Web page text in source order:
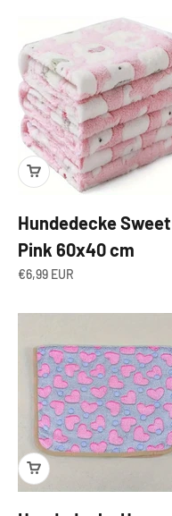
Hundedecke Sweet
Pink 60x40 cm
Angebot
€6,99 EUR